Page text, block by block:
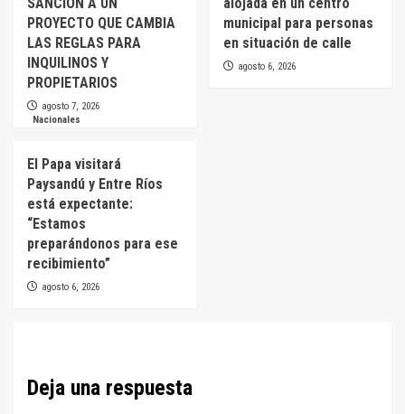
PROYECTO QUE CAMBIA
LAS REGLAS PARA
INQUILINOS Y
PROPIETARIOS
agosto 7, 2026
municipal para personas
en situación de calle
agosto 6, 2026
Nacionales
El Papa visitará
Paysandú y Entre Ríos
está expectante:
“Estamos
preparándonos para ese
recibimiento”
agosto 6, 2026
Deja una respuesta